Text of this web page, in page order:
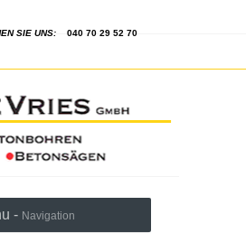
SIE UNS: 040 70 29 52 70
- Navigation